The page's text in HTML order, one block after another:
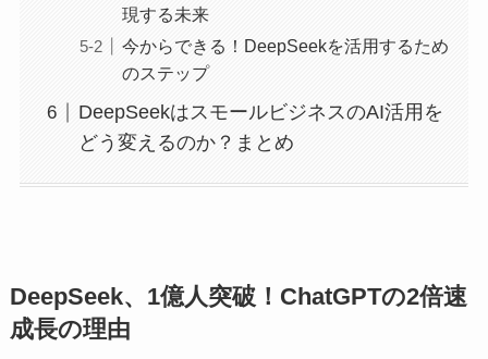
現する未来
今からできる！DeepSeekを活用するため
のステップ
DeepSeekはスモールビジネスのAI活用を
どう変えるのか？まとめ
DeepSeek、1億人突破！ChatGPTの2倍速
成長の理由